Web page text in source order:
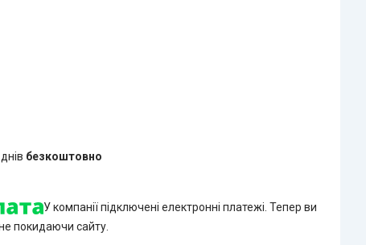
безкоштовно
У компанії підключені електронні платежі. Тепер ви
покидаючи сайту.